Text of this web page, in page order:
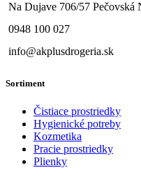
Na Dujave 706/57 Pečovská
0948 100 027
info@akplusdrogeria.sk
Sortiment
Čistiace prostriedky
Hygienické potreby
Kozmetika
Pracie prostriedky
Plienky